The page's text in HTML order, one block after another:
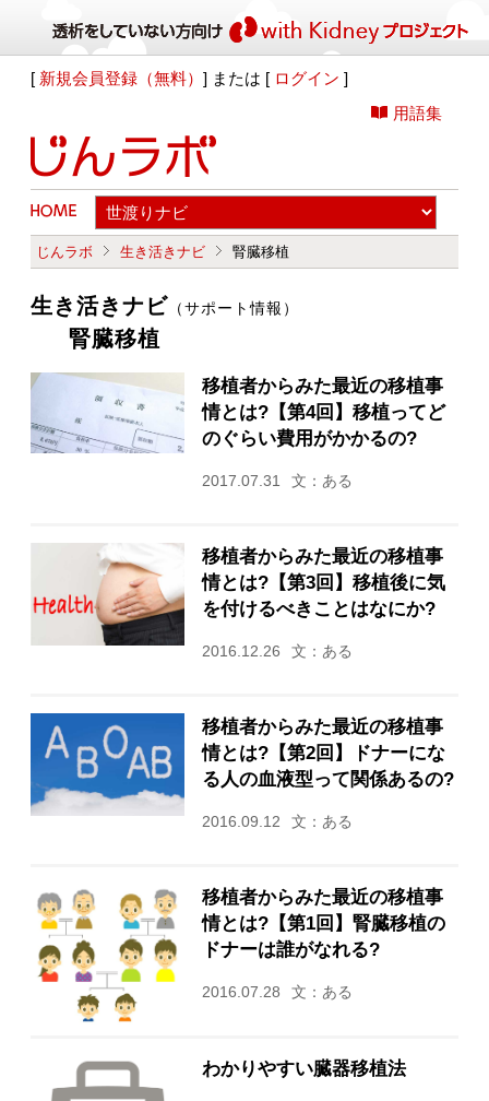
[ 新規会員登録（無料）] または [ ログイン ]
用語集
じんラボ 生き活きナビ 腎臓移植
生き活きナビ （サポート情報）
腎臓移植
移植者からみた最近の移植事
情とは?【第4回】移植ってど
のぐらい費用がかかるの?
2017.07.31 文：ある
移植者からみた最近の移植事
情とは?【第3回】移植後に気
を付けるべきことはなにか?
2016.12.26 文：ある
移植者からみた最近の移植事
情とは?【第2回】ドナーにな
る人の血液型って関係あるの?
2016.09.12 文：ある
移植者からみた最近の移植事
情とは?【第1回】腎臓移植の
ドナーは誰がなれる?
2016.07.28 文：ある
わかりやすい臓器移植法